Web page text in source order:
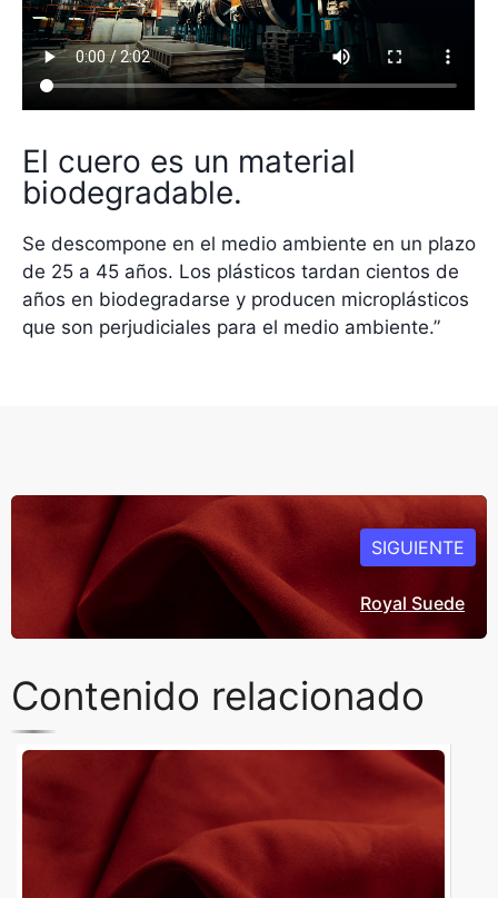
El cuero es un material
biodegradable.
Se descompone en el medio ambiente en un plazo
de 25 a 45 años. Los plásticos tardan cientos de
años en biodegradarse y producen microplásticos
que son perjudiciales para el medio ambiente.”
SIGUIENTE
Royal Suede
Contenido relacionado